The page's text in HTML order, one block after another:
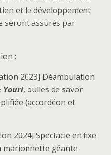
et le développement
seront assurés par
:
2023] Déambulation
Youri, bulles de savon
(accordéon et
2024] Spectacle en fixe
marionnette géante